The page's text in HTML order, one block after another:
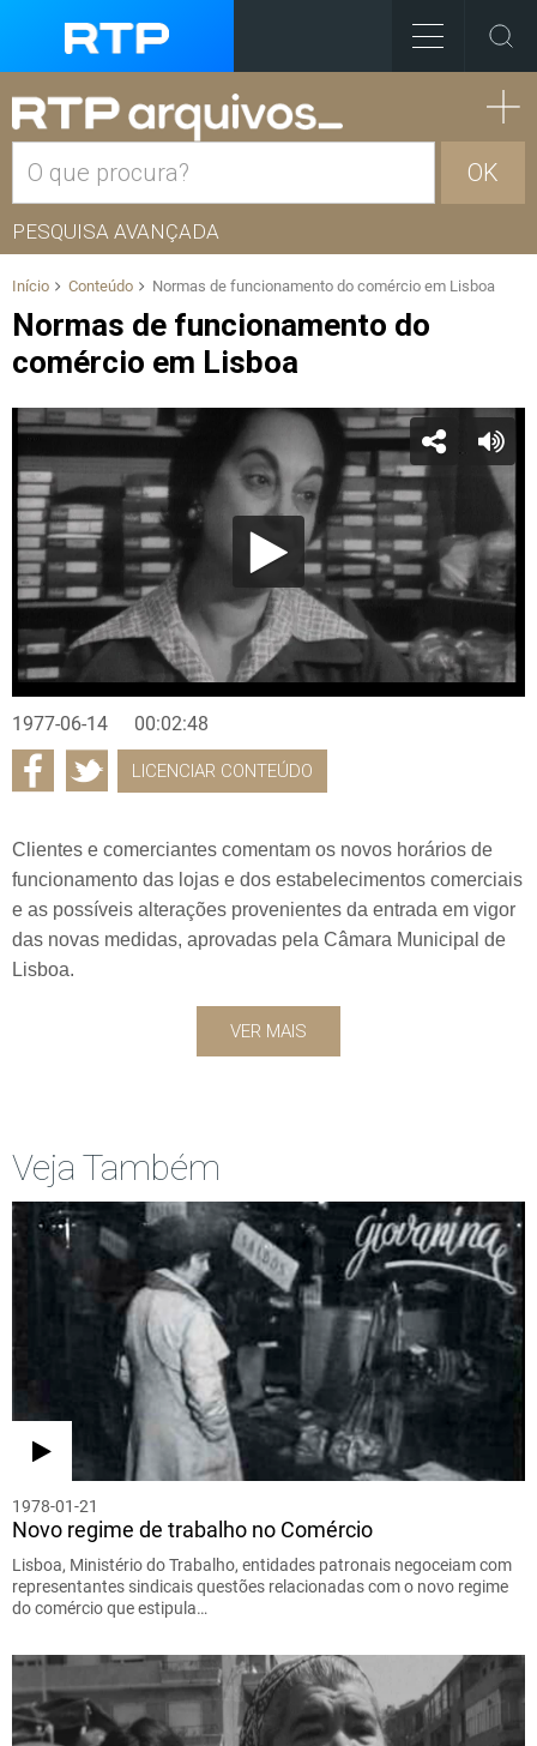
OK
PESQUISA AVANÇADA
Início Conteúdo Normas de funcionamento do comércio em Lisboa
Normas de funcionamento do
comércio em Lisboa
1977-06-14 00:02:48
LICENCIAR CONTEÚDO
Clientes e comerciantes comentam os novos horários de
funcionamento das lojas e dos estabelecimentos comerciais
e as possíveis alterações provenientes da entrada em vigor
das novas medidas, aprovadas pela Câmara Municipal de
Lisboa.
VER MAIS
Veja Também
1978-01-21
Novo regime de trabalho no Comércio
Lisboa, Ministério do Trabalho, entidades patronais negoceiam com
representantes sindicais questões relacionadas com o novo regime
do comércio que estipula…